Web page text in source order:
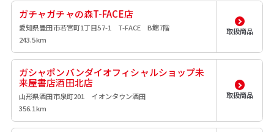
ガチャガチャの森T-FACE店
愛知県豊田市若宮町1丁目57-1 T-FACE B館7階
243.5km
取扱商品
ガシャポンバンダイオフィシャルショップ未
来屋書店酒田北店
山形県酒田市泉町201 イオンタウン酒田
356.1km
取扱商品